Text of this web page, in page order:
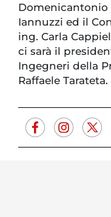
Domenicantonio
Iannuzzi ed il
ing. Carla
ci sarà il
Ingegneri della
Raffaele Tarateta.